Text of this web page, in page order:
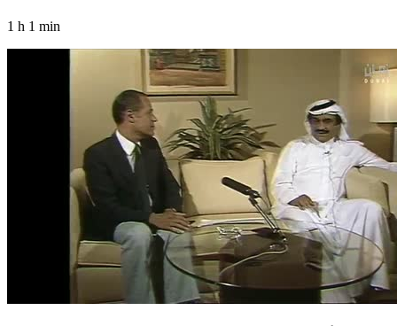
1 h 1 min